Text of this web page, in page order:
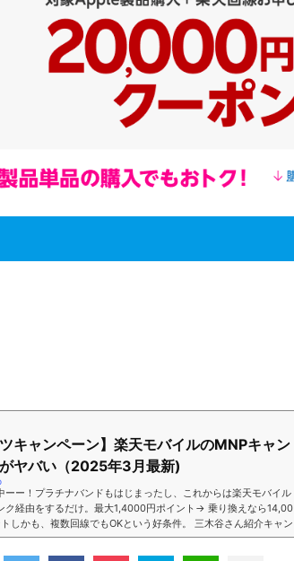
ツキャンペーン】楽天モバイルのMNPキャン
ヤバい（2025年3月最新)
ーー！プラチナバンドもはじまったし、これからは楽天モバイル
ク経由をするだけ。最大1,4000円ポイント→ 乗り換えなら14,00
しかも、複数回線でもOKという好条件。 三木谷さん紹介キャン
ーン／2回線目以降でもOK再契約でもでもOK背水の陣の楽天
とも思えるポイントばら撒きキャンペーンを発動してきました。